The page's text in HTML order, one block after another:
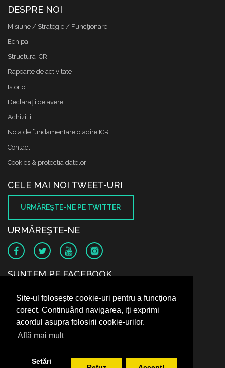
Site-ul folosește cookie-uri pentru a funcționa
corect. Continuând navigarea, iți exprimi
acordul asupra folosirii cookie-urilor.
Află mai mult
Setări
DESPRE NOI
Misiune / Strategie / Funcţionare
Echipa
Structura ICR
Rapoarte de activitate
Istoric
Declaraţii de avere
Achizitii
Nota de fundamentare cladire ICR
Contact
Cookies & protectia datelor
CELE MAI NOI TWEET-URI
URMĂREŞTE-NE PE TWITTER
URMĂREŞTE-NE
SUNTEM PE FACEBOOK